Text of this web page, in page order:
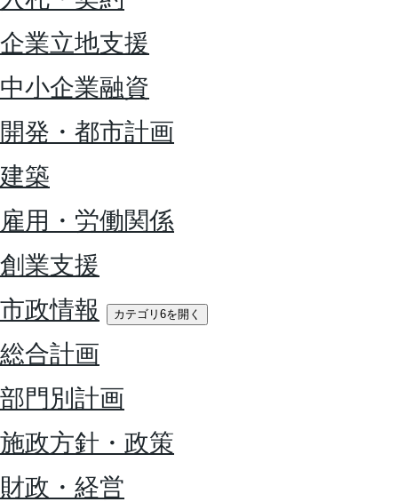
企業立地支援
中小企業融資
開発・都市計画
建築
雇用・労働関係
創業支援
市政情報
カテゴリ6を開く
総合計画
部門別計画
施政方針・政策
財政・経営